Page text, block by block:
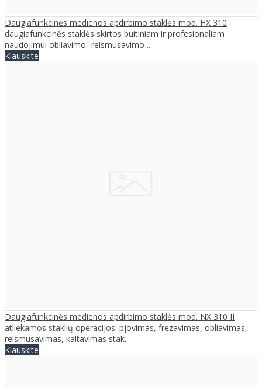
Daugiafunkcinės medienos apdirbimo staklės mod. HX 310
daugiafunkcinės staklės skirtos buitiniam ir profesionaliam
naudojimui obliavimo- reismusavimo ..
Klauskite
Daugiafunkcinės medienos apdirbimo staklės mod. NX 310 II
atliekamos staklių operacijos: pjovimas, frezavimas, obliavimas,
reismusavimas, kaltavimas stak..
Klauskite